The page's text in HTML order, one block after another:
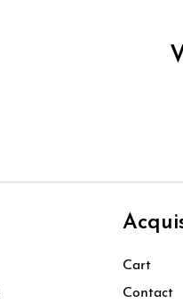
Cart
Contact